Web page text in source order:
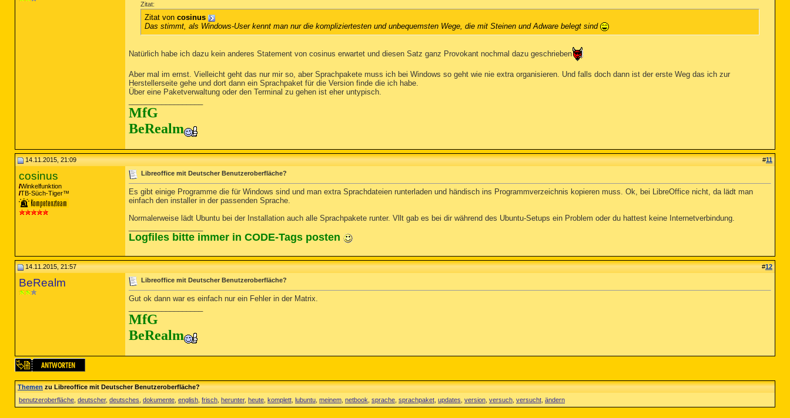
Zitat:
Zitat von cosinus
Das stimmt, als Windows-User kennt man nur die kompliziertesten und unbequemsten Wege, die mit Steinen und Adware belegt sind
Natürlich habe ich dazu kein anderes Statement von cosinus erwartet und diesen Satz ganz Provokant nochmal dazu geschrieben
Aber mal im ernst. Vielleicht geht das nur mir so, aber Sprachpakete muss ich bei Windows so geht wie nie extra organisieren. Und falls doch dann ist der erste Weg das ich zur
Herstellerseite gehe und dort dann ein Sprachpaket für die Version finde die ich habe.
Über eine Paketverwaltung oder den Terminal zu gehen ist eher untypisch.
MfG
BeRealm
14.11.2015, 21:09 #11
cosinus
Winkelfunktion
TB-Süch-Tiger™
Libreoffice mit Deutscher Benutzeroberfläche?
Es gibt einige Programme die für Windows sind und man extra Sprachdateien runterladen und händisch ins Programmverzeichnis kopieren muss. Ok, bei LibreOffice nicht, da lädt man
einfach den installer in der passenden Sprache.
Normalerweise lädt Ubuntu bei der Installation auch alle Sprachpakete runter. Vllt gab es bei dir während des Ubuntu-Setups ein Problem oder du hattest keine Internetverbindung.
Logfiles bitte immer in CODE-Tags posten
14.11.2015, 21:57 #12
BeRealm Libreoffice mit Deutscher Benutzeroberfläche?
Gut ok dann war es einfach nur ein Fehler in der Matrix.
MfG
BeRealm
Themenzu Libreoffice mit Deutscher Benutzeroberfläche?
benutzeroberfläche deutscher, deutsches dokumente english frisch herunter, heute komplett lubuntu meinem netbook sprache sprachpaket updates version versuch versucht ändern